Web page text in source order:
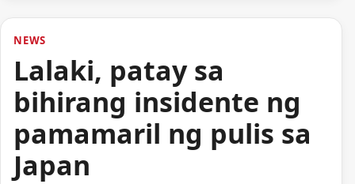
NEWS
Lalaki, patay sa
bihirang insidente ng
pamamaril ng pulis sa
Japan